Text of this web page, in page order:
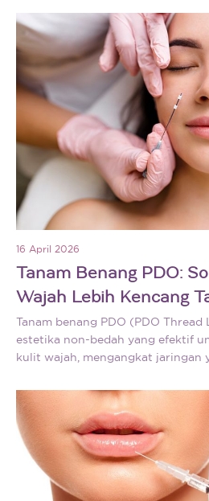
16 April 2026
Tanam Benang PDO:
Wajah Lebih Kencang
Tanam benang PDO (PDO
estetika non-bedah yang efektif
kulit wajah, mengangkat jaringan